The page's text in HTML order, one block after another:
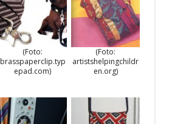
(Foto:
brasspaperclip.typ
epad.com)
(Foto:
artistshelpingchildr
en.org)